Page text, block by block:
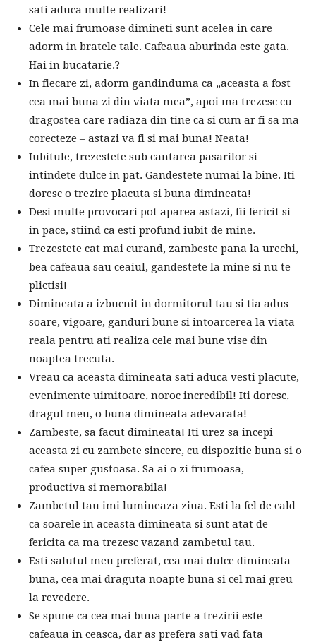
sati aduca multe realizari!
Cele mai frumoase dimineti sunt acelea in care
adorm in bratele tale. Cafeaua aburinda este gata.
Hai in bucatarie.?
In fiecare zi, adorm gandinduma ca „aceasta a fost
cea mai buna zi din viata mea”, apoi ma trezesc cu
dragostea care radiaza din tine ca si cum ar fi sa ma
corecteze – astazi va fi si mai buna! Neata!
Iubitule, trezestete sub cantarea pasarilor si
intindete dulce in pat. Gandestete numai la bine. Iti
doresc o trezire placuta si buna dimineata!
Desi multe provocari pot aparea astazi, fii fericit si
in pace, stiind ca esti profund iubit de mine.
Trezestete cat mai curand, zambeste pana la urechi,
bea cafeaua sau ceaiul, gandestete la mine si nu te
plictisi!
Dimineata a izbucnit in dormitorul tau si tia adus
soare, vigoare, ganduri bune si intoarcerea la viata
reala pentru ati realiza cele mai bune vise din
noaptea trecuta.
Vreau ca aceasta dimineata sati aduca vesti placute,
evenimente uimitoare, noroc incredibil! Iti doresc,
dragul meu, o buna dimineata adevarata!
Zambeste, sa facut dimineata! Iti urez sa incepi
aceasta zi cu zambete sincere, cu dispozitie buna si o
cafea super gustoasa. Sa ai o zi frumoasa,
productiva si memorabila!
Zambetul tau imi lumineaza ziua. Esti la fel de cald
ca soarele in aceasta dimineata si sunt atat de
fericita ca ma trezesc vazand zambetul tau.
Esti salutul meu preferat, cea mai dulce dimineata
buna, cea mai draguta noapte buna si cel mai greu
la revedere.
Se spune ca cea mai buna parte a trezirii este
cafeaua in ceasca, dar as prefera sati vad fata